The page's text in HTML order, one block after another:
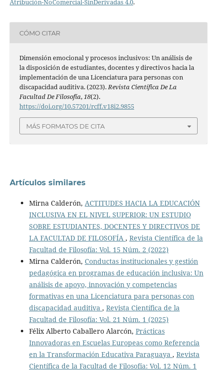
Atribución-NoComercial-SinDerivadas 4.0.
CÓMO CITAR
Dimensión emocional y procesos inclusivos: Un análisis de
la disposición de estudiantes, docentes y directivos hacia la
implementación de una Licenciatura para personas con
discapacidad auditiva. (2023).Revista Científica De La
Facultad De Filosofía,18(2).
https://doi.org/10.57201/rcff.v18i2.9855
MÁS FORMATOS DE CITA
Artículos similares
Mirna Calderón, ACTITUDES HACIA LA EDUCACIÓN
INCLUSIVA EN EL NIVEL SUPERIOR: UN ESTUDIO
SOBRE ESTUDIANTES, DOCENTES Y DIRECTIVOS DE
LA FACULTAD DE FILOSOFÍA , Revista Científica de la
Facultad de Filosofía: Vol. 15 Núm. 2 (2022)
Mirna Calderón, Conductas institucionales y gestión
pedagógica en programas de educación inclusiva: Un
análisis de apoyo, innovación y competencias
formativas en una Licenciatura para personas con
discapacidad auditiva , Revista Científica de la
Facultad de Filosofía: Vol. 21 Núm. 1 (2025)
Félix Alberto Caballero Alarcón, Prácticas
Innovadoras en Escuelas Europeas como Referencia
en la Transformación Educativa Paraguaya , Revista
Científica de la Facultad de Filosofía: Vol. 12 Núm. 1